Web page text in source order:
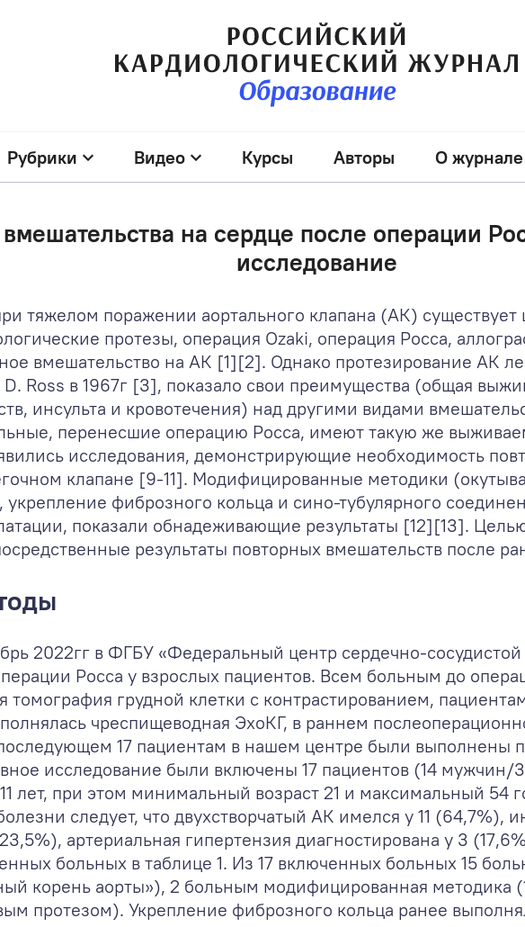
Рубрики Видео Курсы Авторы О журнале
на сердце после операции
исследование
тяжелом поражении аортального клапана (АК)
протезы, операция Ozaki, операция Росса,
вмешательство на АК [1][2]. Однако протезирование АК
Ross в 1967г [3], показало свои преимущества (общая
инсульта и кровотечения) над другими видами
перенесшие операцию Росса, имеют такую же
исследования, демонстрирующие необходимость
клапане [9-11]. Модифицированные методики
фиброзного кольца и сино-тубулярного
показали обнадеживающие результаты [12][13].
результаты повторных вмешательств после
2022гг в ФГБУ «Федеральный центр сердечно-
Росса у взрослых пациентов. Всем больным до
грудной клетки с контрастированием,
чреспищеводная ЭхоКГ, в раннем
17 пациентам в нашем центре были выполнены
исследование были включены 17 пациентов (14
лет, при этом минимальный возраст 21 и максимальный 54
следует, что двухстворчатый АК имелся у 11 (64,7%),
артериальная гипертензия диагностирована у 3
больных в таблице 1. Из 17 включенных больных 15
корень аорты»), 2 больным модифицированная методика
протезом). Укрепление фиброзного кольца ранее